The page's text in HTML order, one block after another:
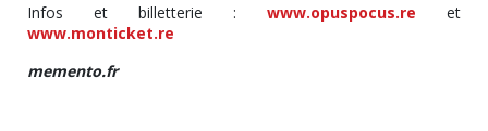
Infos et billetterie : www.opuspocus.re et
www.monticket.re
memento.fr